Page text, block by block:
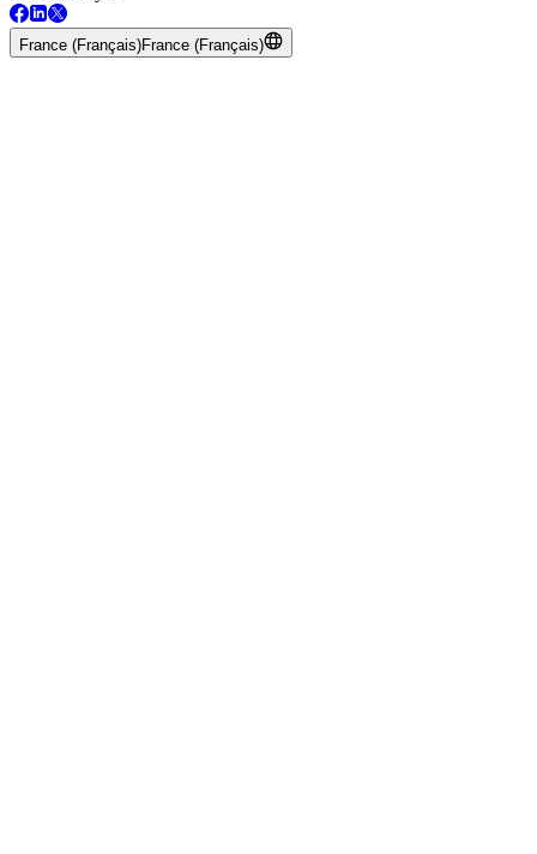
France (Français)France (Français)